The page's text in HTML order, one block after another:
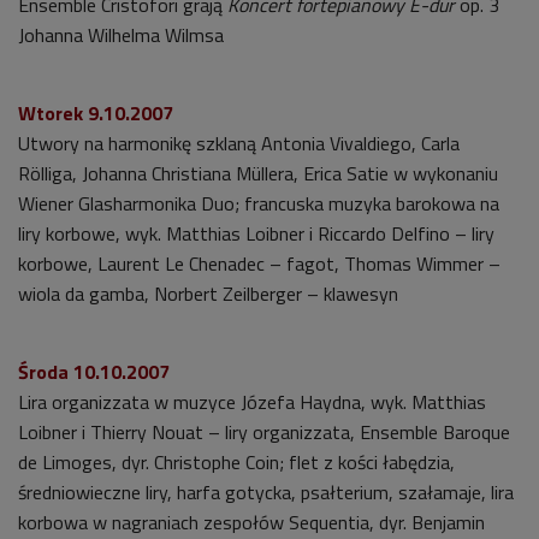
Johanna Wilhelma Wilmsa
Wtorek 9.10.2007
Utwory na harmonikę szklaną Antonia Vivaldiego, Carla
Rölliga, Johanna Christiana Müllera, Erica Satie w wykonaniu
Wiener Glasharmonika Duo; francuska muzyka barokowa na
liry korbowe, wyk. Matthias Loibner i Riccardo Delfino – liry
korbowe, Laurent Le Chenadec – fagot, Thomas Wimmer –
wiola da gamba, Norbert Zeilberger – klawesyn
Środa 10.10.2007
Lira organizzata w muzyce Józefa Haydna, wyk. Matthias
Loibner i Thierry Nouat – liry organizzata, Ensemble Baroque
de Limoges, dyr. Christophe Coin; flet z kości łabędzia,
średniowieczne liry, harfa gotycka, psałterium, szałamaje, lira
korbowa w nagraniach zespołów Sequentia, dyr. Benjamin